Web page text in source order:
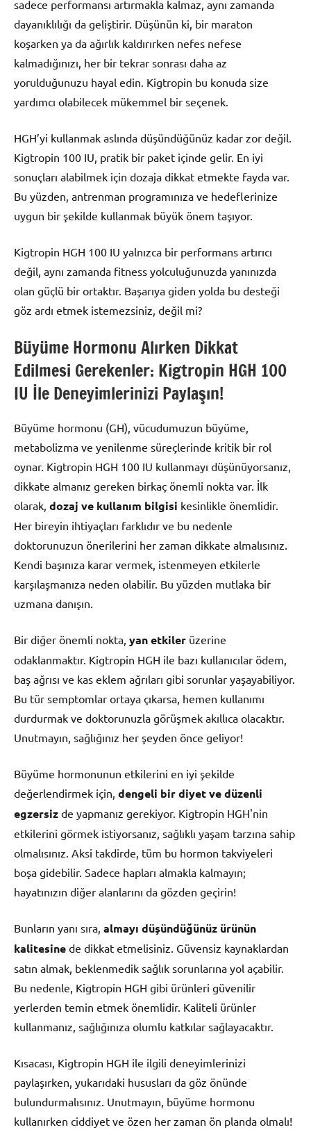
sadece performansı artırmakla kalmaz, aynı zamanda
dayanıklılığı da geliştirir. Düşünün ki, bir maraton
koşarken ya da ağırlık kaldırırken nefes nefese
kalmadığınızı, her bir tekrar sonrası daha az
yorulduğunuzu hayal edin. Kigtropin bu konuda size
yardımcı olabilecek mükemmel bir seçenek.
HGH’yi kullanmak aslında düşündüğünüz kadar zor değil.
Kigtropin 100 IU, pratik bir paket içinde gelir. En iyi
sonuçları alabilmek için dozaja dikkat etmekte fayda var.
Bu yüzden, antrenman programınıza ve hedeflerinize
uygun bir şekilde kullanmak büyük önem taşıyor.
Kigtropin HGH 100 IU yalnızca bir performans artırıcı
değil, aynı zamanda fitness yolculuğunuzda yanınızda
olan güçlü bir ortaktır. Başarıya giden yolda bu desteği
göz ardı etmek istemezsiniz, değil mi?
Büyüme Hormonu Alırken Dikkat
Edilmesi Gerekenler: Kigtropin HGH 100
IU İle Deneyimlerinizi Paylaşın!
Büyüme hormonu (GH), vücudumuzun büyüme,
metabolizma ve yenilenme süreçlerinde kritik bir rol
oynar. Kigtropin HGH 100 IU kullanmayı düşünüyorsanız,
dikkate almanız gereken birkaç önemli nokta var. İlk
olarak, dozaj ve kullanım bilgisi kesinlikle önemlidir.
Her bireyin ihtiyaçları farklıdır ve bu nedenle
doktorunuzun önerilerini her zaman dikkate almalısınız.
Kendi başınıza karar vermek, istenmeyen etkilerle
karşılaşmanıza neden olabilir. Bu yüzden mutlaka bir
uzmana danışın.
Bir diğer önemli nokta, yan etkiler üzerine
odaklanmaktır. Kigtropin HGH ile bazı kullanıcılar ödem,
baş ağrısı ve kas eklem ağrıları gibi sorunlar yaşayabiliyor.
Bu tür semptomlar ortaya çıkarsa, hemen kullanımı
durdurmak ve doktorunuzla görüşmek akıllıca olacaktır.
Unutmayın, sağlığınız her şeyden önce geliyor!
Büyüme hormonunun etkilerini en iyi şekilde
değerlendirmek için, dengeli bir diyet ve düzenli
egzersiz de yapmanız gerekiyor. Kigtropin HGH'nin
etkilerini görmek istiyorsanız, sağlıklı yaşam tarzına sahip
olmalısınız. Aksi takdirde, tüm bu hormon takviyeleri
boşa gidebilir. Sadece hapları almakla kalmayın;
hayatınızın diğer alanlarını da gözden geçirin!
Bunların yanı sıra, almayı düşündüğünüz ürünün
kalitesine de dikkat etmelisiniz. Güvensiz kaynaklardan
satın almak, beklenmedik sağlık sorunlarına yol açabilir.
Bu nedenle, Kigtropin HGH gibi ürünleri güvenilir
yerlerden temin etmek önemlidir. Kaliteli ürünler
kullanmanız, sağlığınıza olumlu katkılar sağlayacaktır.
Kısacası, Kigtropin HGH ile ilgili deneyimlerinizi
paylaşırken, yukarıdaki hususları da göz önünde
bulundurmalısınız. Unutmayın, büyüme hormonu
kullanırken ciddiyet ve özen her zaman ön planda olmalı!